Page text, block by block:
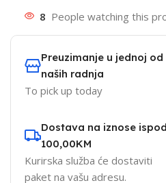
8 People watching this
Preuzimanje u jednoj od
naših radnja
To pick up today
Dostava na iznose ispod
100,00KM
Kurirska služba će dostaviti
paket na vašu adresu.